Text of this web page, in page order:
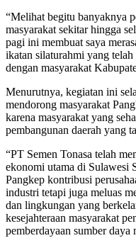
“Melihat begitu banyaknya
masyarakat sekitar hingga
pagi ini membuat saya
ikatan silaturahmi yang
dengan masyarakat
Menurutnya, kegiatan ini
mendorong masyarakat
karena masyarakat yang
pembangunan daerah yang
“PT Semen Tonasa telah
ekonomi utama di Sulawesi
Pangkep kontribusi
industri tetapi juga meluas
dan lingkungan yang
kesejahteraan masyarakat
pemberdayaan sumber